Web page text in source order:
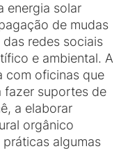
energia solar
de mudas
redes sociais
e ambiental. A
com oficinas que
fazer suportes de
a elaborar
orgânico
algumas